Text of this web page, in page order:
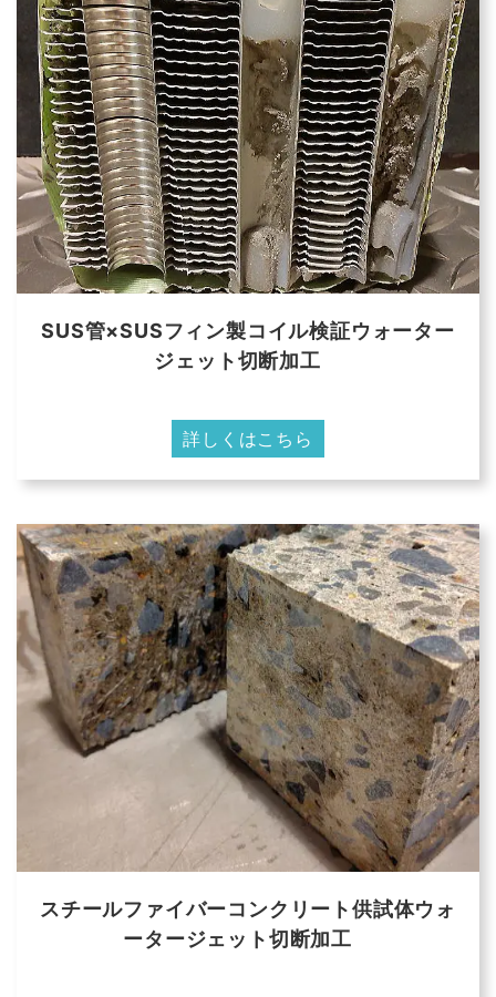
SUS管×SUSフィン製コイル検証ウォーター
ジェット切断加工
詳しくはこちら
スチールファイバーコンクリート供試体ウォ
ータージェット切断加工